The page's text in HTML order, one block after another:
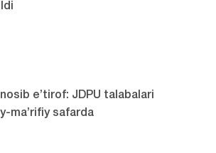
e’tirof: JDPU talabalari
ma’rifiy safarda